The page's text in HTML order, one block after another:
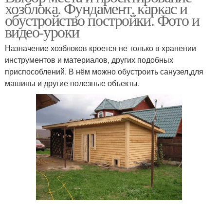
хозблока. Фундамент, каркас и
обустройство постройки. Фото и
видео-уроки
Назначение хозблоков кроется не только в хранении
инструментов и материалов, других подобных
приспособлений. В нём можно обустроить санузел,для
машины и другие полезные объекты.